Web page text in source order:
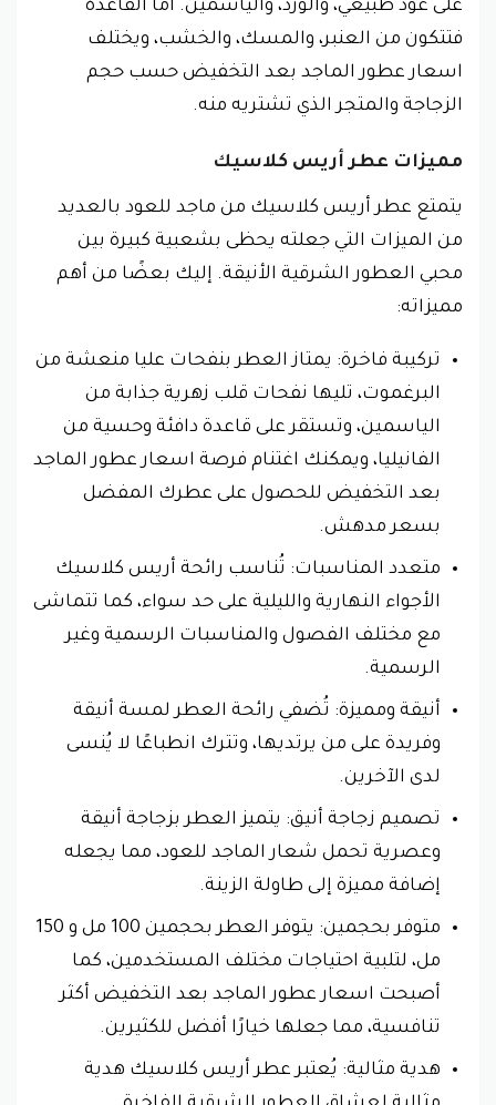
على عود طبيعي، والورد، والياسمين. أما القاعدة
فتتكون من العنبر، والمسك، والخشب، ويختلف
اسعار عطور الماجد بعد التخفيض حسب حجم
الزجاجة والمتجر الذي تشتريه منه.
مميزات عطر أريس كلاسيك
يتمتع عطر أريس كلاسيك من ماجد للعود بالعديد
من الميزات التي جعلته يحظى بشعبية كبيرة بين
محبي العطور الشرقية الأنيقة. إليك بعضًا من أهم
مميزاته:
تركيبة فاخرة: يمتاز العطر بنفحات عليا منعشة من
البرغموت، تليها نفحات قلب زهرية جذابة من
الياسمين، وتستقر على قاعدة دافئة وحسية من
الفانيليا، ويمكنك اغتنام فرصة اسعار عطور الماجد
بعد التخفيض للحصول على عطرك المفضل
بسعر مدهش.
متعدد المناسبات: تُناسب رائحة أريس كلاسيك
الأجواء النهارية والليلية على حد سواء، كما تتماشى
مع مختلف الفصول والمناسبات الرسمية وغير
الرسمية.
أنيقة ومميزة: تُضفي رائحة العطر لمسة أنيقة
وفريدة على من يرتديها، وتترك انطباعًا لا يُنسى
لدى الآخرين.
تصميم زجاجة أنيق: يتميز العطر بزجاجة أنيقة
وعصرية تحمل شعار الماجد للعود، مما يجعله
إضافة مميزة إلى طاولة الزينة.
متوفر بحجمين: يتوفر العطر بحجمين 100 مل و 150
مل، لتلبية احتياجات مختلف المستخدمين، كما
أصبحت اسعار عطور الماجد بعد التخفيض أكثر
تنافسية، مما جعلها خيارًا أفضل للكثيرين.
هدية مثالية: يُعتبر عطر أريس كلاسيك هدية